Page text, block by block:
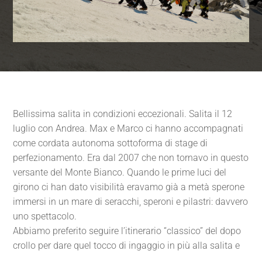
Bellissima salita in condizioni eccezionali. Salita il 12
luglio con Andrea. Max e Marco ci hanno accompagnati
come cordata autonoma sottoforma di stage di
perfezionamento. Era dal 2007 che non tornavo in questo
versante del Monte Bianco. Quando le prime luci del
girono ci han dato visibilità eravamo già a metà sperone
immersi in un mare di seracchi, speroni e pilastri: davvero
uno spettacolo.
Abbiamo preferito seguire l’itinerario “classico” del dopo
crollo per dare quel tocco di ingaggio in più alla salita e